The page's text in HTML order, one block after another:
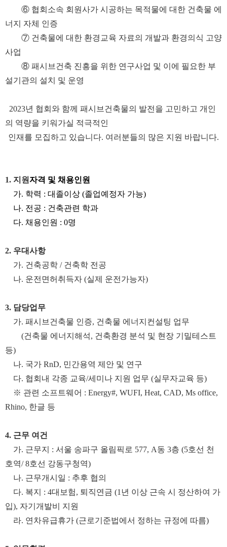
⑥ 협회소속 회원사가 시공하는 목적물에 대한 건축물 에
너지 자체 인증
⑦ 건축물에 대한 환경교육 자료의 개발과 환경의식 고양
사업
⑧ 패시브건축 진흥을 위한 연구사업 및 이에 필요한 부
설기관의 설치 및 운영
2023년 협회와 함께 패시브건축물의 발전을 고민하고 개인
의 역량을 키워가실 적극적인
인재를 모집하고 있습니다. 여러분들의 많은 지원 바랍니다.
1. 지원자격 및 채용인원
가. 학력 : 대졸이상 (졸업예정자 가능)
나. 전공 : 건축관련 학과
다. 채용인원 : 0명
2. 우대사항
가. 건축공학 / 건축학 전공
나. 운전면허취득자 (실제 운전가능자)
3. 담당업무
가. 패시브건축물 인증, 건축물 에너지컨설팅 업무
(건축물 에너지해석, 건축환경 분석 및 현장 기밀테스트
등)
나. 국가 RnD, 민간용역 제안 및 연구
다. 협회내 각종 교육/세미나 지원 업무 (실무자교육 등)
※ 관련 소프트웨어 : Energy#, WUFI, Heat, CAD, Ms office,
Rhino, 한글 등
4. 근무 여건
가. 근무지 : 서울 송파구 올림픽로 577, A동 3층 (5호선 천
호역/ 8호선 강동구청역)
나. 근무개시일 : 추후 협의
다. 복지 : 4대보험, 퇴직연금 (1 년 이상 근속 시 정산하여 가
입), 자기개발비 지원
라. 연차유급휴가 (근로기준법에서 정하는 규정에 따름)